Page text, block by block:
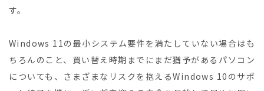
す。
Windows 11の最小システム要件を満たしていない場合はも
ちろんのこと、買い替え時期までにまだ猶予があるパソコン
についても、さまざまなリスクを抱えるWindows 10のサポ